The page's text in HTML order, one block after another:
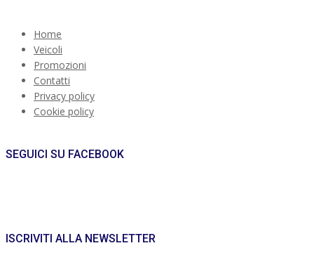
Home
Veicoli
Promozioni
Contatti
Privacy policy
Cookie policy
SEGUICI SU FACEBOOK
ISCRIVITI ALLA NEWSLETTER